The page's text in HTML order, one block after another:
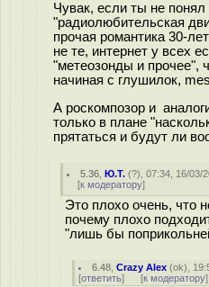
Чувак, если ты не понял
"радиолюбительская
прочая романтика 30-
не те, интернет у всех
"метеозонды и прочее",
начиная с глушилок,
А роскомпозор и
только в плане
прятаться и будут ли
5.36 ,Ю.Т. (?), 07:34, 16/03/
[к модератору]
Это плохо очень, что
почему плохо
"лишь бы
6.48 ,Crazy Alex (ok),
[ответить] [к модератору]